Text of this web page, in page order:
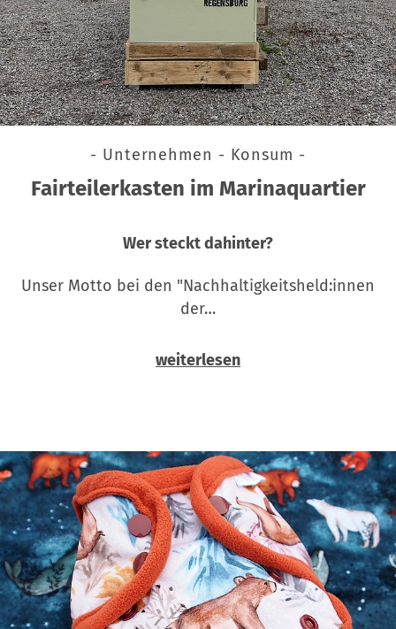
- Unternehmen - Konsum -
Fairteilerkasten im Marinaquartier
Wer steckt dahinter?
Unser Motto bei den "Nachhaltigkeitsheld:innen
der…
weiterlesen